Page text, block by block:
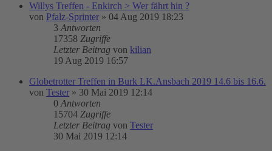
Willys Treffen - Enkirch > Wer fährt hin ?
von Pfalz-Sprinter » 04 Aug 2019 18:23
3 Antworten
17358 Zugriffe
Letzter Beitrag von kilian
19 Aug 2019 16:57
Globetrotter Treffen in Burk LK.Ansbach 2019 14.6 bis 16.6.
von Tester » 30 Mai 2019 12:14
0 Antworten
15704 Zugriffe
Letzter Beitrag von Tester
30 Mai 2019 12:14